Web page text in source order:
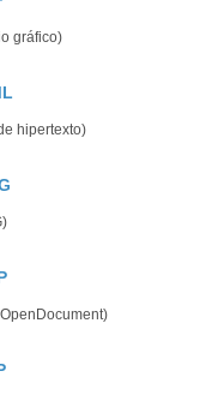
gráfico)
hipertexto)